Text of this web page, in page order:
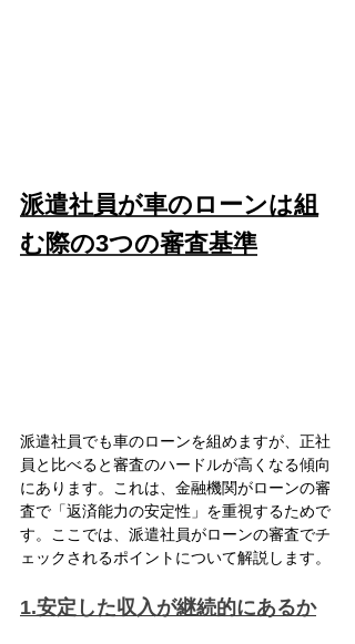
派遣社員が車のローンは組
む際の3つの審査基準
派遣社員でも車のローンを組めますが、正社
員と比べると審査のハードルが高くなる傾向
にあります。これは、金融機関がローンの審
査で「返済能力の安定性」を重視するためで
す。ここでは、派遣社員がローンの審査でチ
ェックされるポイントについて解説します。
1.安定した収入が継続的にあるか